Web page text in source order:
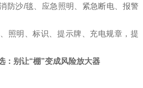
防沙/毯、应急照明、紧急断电、报警
照明、标识、提示牌、充电规章，提
：别让“棚”变成风险放大器